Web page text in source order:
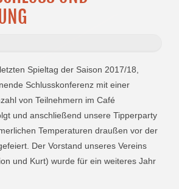
Spieltag der Saison 2017/18,
Schlusskonferenz mit einer
von Teilnehmern im Café
und anschließend unsere Tipperparty
Temperaturen draußen vor der
Der Vorstand unseres Vereins
und Kurt) wurde für ein weiteres Jahr